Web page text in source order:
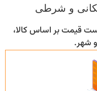
و شرطی
قیمت بر اساس کالا،
و شهر.